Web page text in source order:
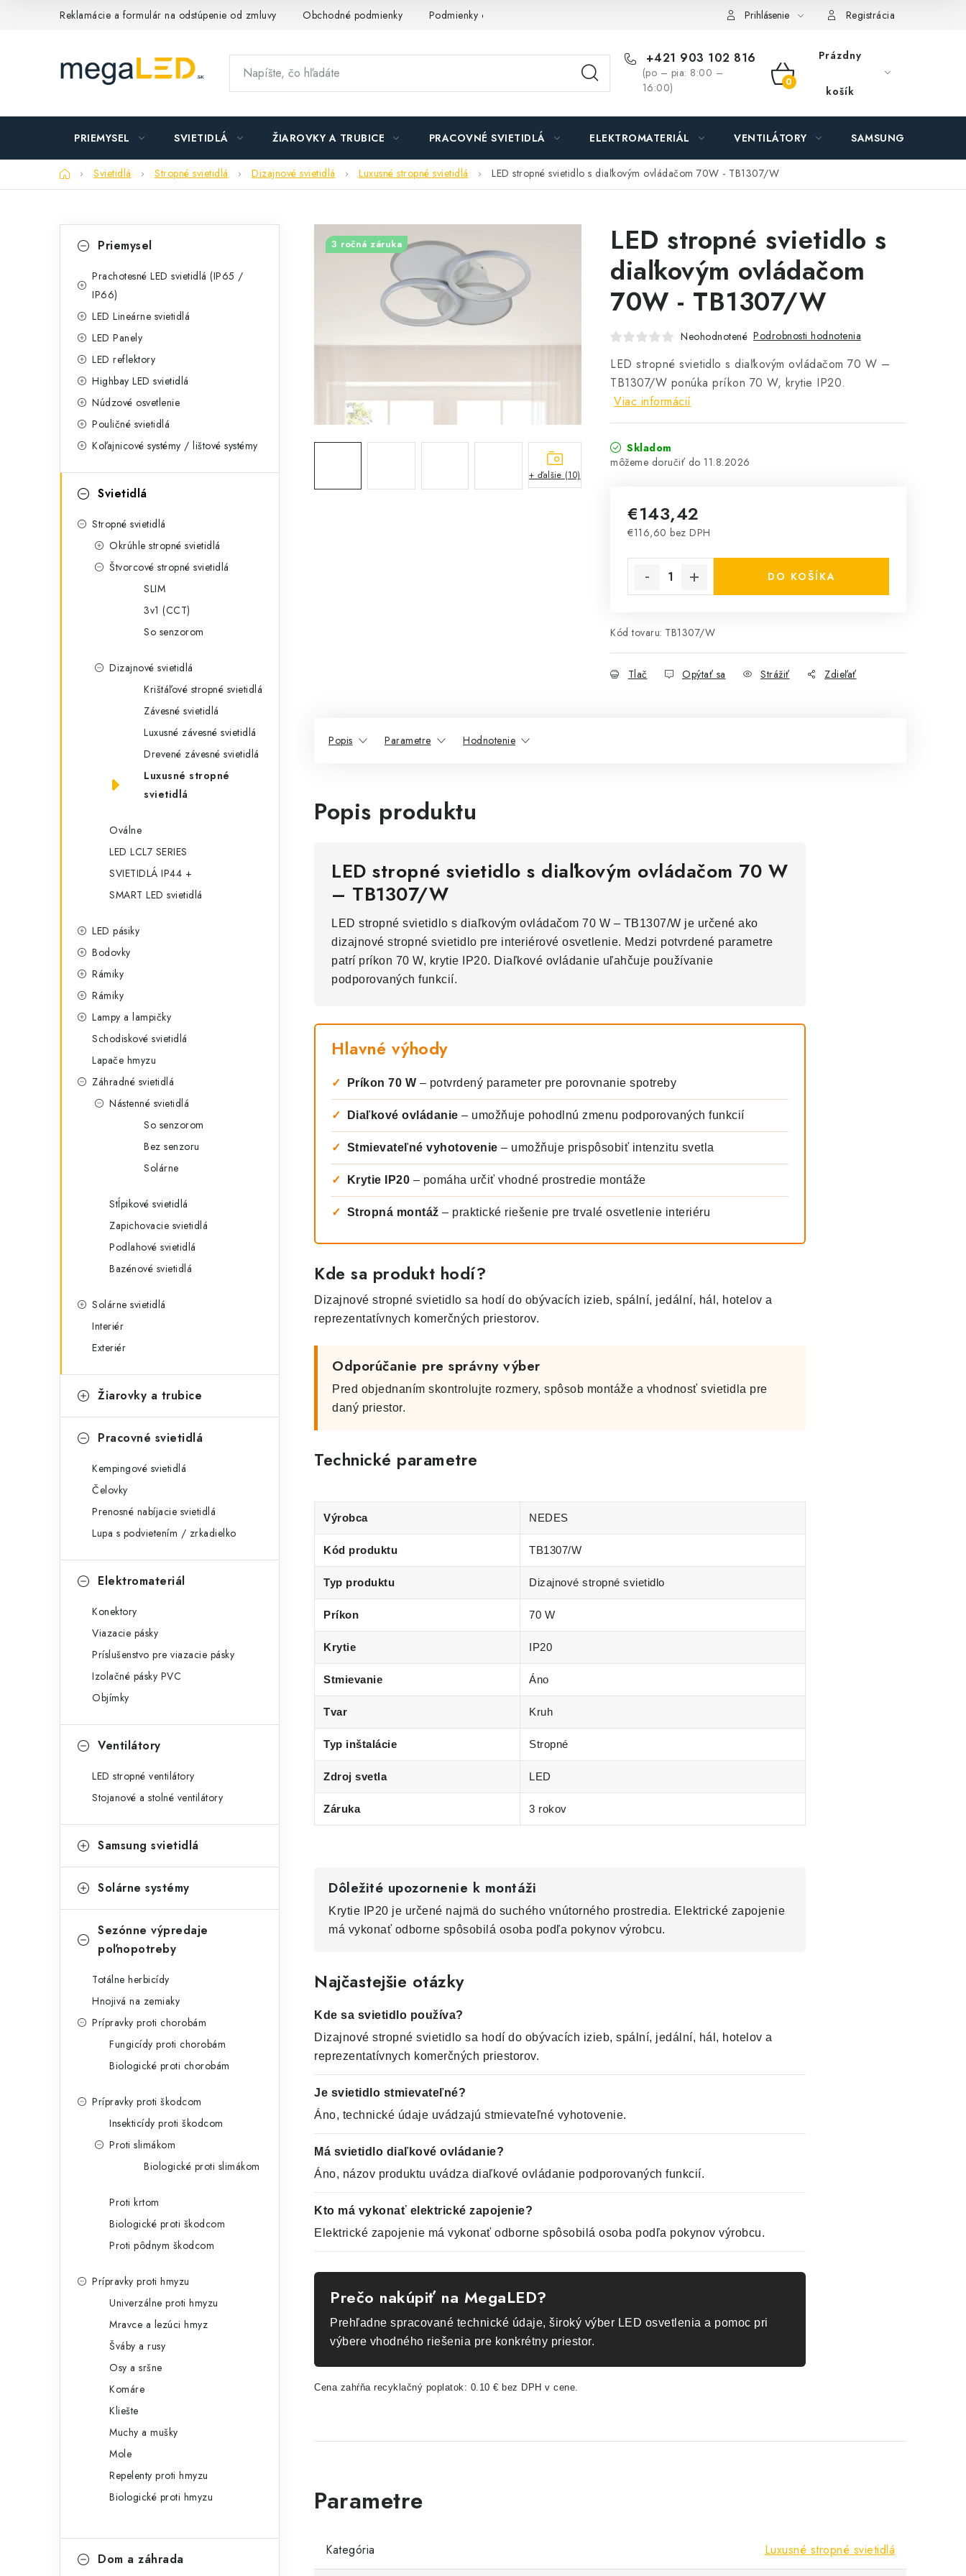
Reklamácie a formulár na odstúpenie od zmluvy Obchodné podmienky Podmienky ochrany osobných údajov O nás - MEGALED & JANTON Zákamenné Zľavy pre profíkov
Prihlásenie Registrácia
+421 903 102 816
(po – pia: 8:00 –
16:00)
NÁKUPNÝ
KOŠÍK
Prázdny
košík
PRIEMYSEL SVIETIDLÁ ŽIAROVKY A TRUBICE PRACOVNÉ SVIETIDLÁ ELEKTROMATERIÁL VENTILÁTORY SAMSUNG SVIETIDLÁ
DomovSvietidlá Stropné svietidlá Dizajnové svietidlá Luxusné stropné svietidlá LED stropné svietidlo s diaľkovým ovládačom 70W - TB1307/W
l
kategóriePriemysel
Prachotesné LED svietidlá (IP65 /
IP66)
LED Lineárne svietidlá
LED Panely
LED reflektory
Highbay LED svietidlá
Núdzové osvetlenie
Pouličné svietidlá
Koľajnicové systémy / lištové systémy
Svietidlá
Stropné svietidlá
Okrúhle stropné svietidlá
Štvorcové stropné svietidlá
SLIM
3v1 (CCT)
So senzorom
Dizajnové svietidlá
Krištáľové stropné svietidlá
Závesné svietidlá
Luxusné závesné svietidlá
Drevené závesné svietidlá
Luxusné stropné
svietidlá
Oválne
LED LCL7 SERIES
SVIETIDLÁ IP44 +
SMART LED svietidlá
LED pásiky
Bodovky
Rámiky
Rámiky
Lampy a lampičky
Schodiskové svietidlá
Lapače hmyzu
Záhradné svietidlá
Nástenné svietidlá
So senzorom
Bez senzoru
Solárne
Stĺpikové svietidlá
Zapichovacie svietidlá
Podlahové svietidlá
Bazénové svietidlá
Solárne svietidlá
Interiér
Exteriér
Žiarovky a trubice
Pracovné svietidlá
Kempingové svietidlá
Čelovky
Prenosné nabíjacie svietidlá
Lupa s podvietením / zrkadielko
Elektromateriál
Konektory
Viazacie pásky
Príslušenstvo pre viazacie pásky
Izolačné pásky PVC
Objímky
Ventilátory
LED stropné ventilátory
Stojanové a stolné ventilátory
Samsung svietidlá
Solárne systémy
Sezónne výpredaje
poľnopotreby
Totálne herbicídy
Hnojivá na zemiaky
Prípravky proti chorobám
Fungicídy proti chorobám
Biologické proti chorobám
Prípravky proti škodcom
Insekticídy proti škodcom
Proti slimákom
Biologické proti slimákom
Proti krtom
Biologické proti škodcom
Proti pôdnym škodcom
Prípravky proti hmyzu
Univerzálne proti hmyzu
Mravce a lezúci hmyz
Šváby a rusy
Osy a sršne
Komáre
Kliešte
Muchy a mušky
Mole
Repelenty proti hmyzu
Biologické proti hmyzu
Dom a záhrada
LED stropné svietidlo s
diaľkovým ovládačom
70W - TB1307/W
Neohodnotené Podrobnosti hodnotenia
LED stropné svietidlo s diaľkovým ovládačom 70 W –
TB1307/W ponúka príkon 70 W, krytie IP20.
Viac informácií
Skladom
11.8.2026
€143,42
€116,60 bez DPH
DO KOŠÍKA
Kód tovaru: TB1307/W
Tlač Opýtať sa Strážiť Zdieľať
3 ročná záruka
+ ďalšie (10)
Popis Parametre Hodnotenie
Popis produktu
LED stropné svietidlo s diaľkovým ovládačom 70 W
– TB1307/W
LED stropné svietidlo s diaľkovým ovládačom 70 W – TB1307/W je určené ako
dizajnové stropné svietidlo pre interiérové osvetlenie. Medzi potvrdené parametre
patrí príkon 70 W, krytie IP20. Diaľkové ovládanie uľahčuje používanie
podporovaných funkcií.
Hlavné výhody
✓ Príkon 70 W – potvrdený parameter pre porovnanie spotreby
✓ Diaľkové ovládanie – umožňuje pohodlnú zmenu podporovaných funkcií
✓ Stmievateľné vyhotovenie – umožňuje prispôsobiť intenzitu svetla
✓ Krytie IP20 – pomáha určiť vhodné prostredie montáže
✓ Stropná montáž – praktické riešenie pre trvalé osvetlenie interiéru
Kde sa produkt hodí?
Dizajnové stropné svietidlo sa hodí do obývacích izieb, spální, jedální, hál, hotelov a
reprezentatívnych komerčných priestorov.
Odporúčanie pre správny výber
Pred objednaním skontrolujte rozmery, spôsob montáže a vhodnosť svietidla pre
daný priestor.
Technické parametre
Výrobca NEDES
Kód produktu TB1307/W
Typ produktu Dizajnové stropné svietidlo
Príkon 70 W
Krytie IP20
Stmievanie Áno
Tvar Kruh
Typ inštalácie Stropné
Zdroj svetla LED
Záruka 3 rokov
Dôležité upozornenie k montáži
Krytie IP20 je určené najmä do suchého vnútorného prostredia. Elektrické zapojenie
má vykonať odborne spôsobilá osoba podľa pokynov výrobcu.
Najčastejšie otázky
Kde sa svietidlo používa?
Dizajnové stropné svietidlo sa hodí do obývacích izieb, spální, jedální, hál, hotelov a
reprezentatívnych komerčných priestorov.
Je svietidlo stmievateľné?
Áno, technické údaje uvádzajú stmievateľné vyhotovenie.
Má svietidlo diaľkové ovládanie?
Áno, názov produktu uvádza diaľkové ovládanie podporovaných funkcií.
Kto má vykonať elektrické zapojenie?
Elektrické zapojenie má vykonať odborne spôsobilá osoba podľa pokynov výrobcu.
Prečo nakúpiť na MegaLED?
Prehľadne spracované technické údaje, široký výber LED osvetlenia a pomoc pri
výbere vhodného riešenia pre konkrétny priestor.
Cena zahŕňa recyklačný poplatok: 0.10 € bez DPH v cene.
Kategória Luxusné stropné svietidlá